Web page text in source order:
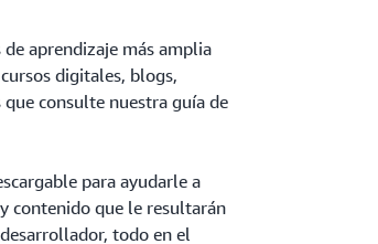
aprendizaje más amplia
digitales, blogs,
consulte nuestra guía de
para ayudarle a
contenido que le resultarán
todo en el